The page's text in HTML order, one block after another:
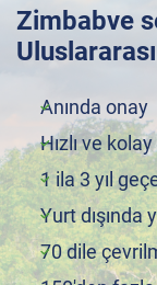
Zimbabve
Anında onay
Hızlı ve
1 ila 3 yıl
Yurt dışında
70 dile